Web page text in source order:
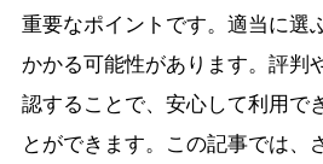
重要なポイントです。適当に選
かかる可能性があります。評判
認することで、安心して利用で
とができます。この記事では、